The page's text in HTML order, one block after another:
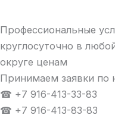
Профессиональные
круглосуточно в
округе ценам
Принимаем заявки по
☎ +7 916-413-33-83
☎ +7 916-413-83-83